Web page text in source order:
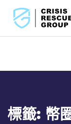
標籤: 幣